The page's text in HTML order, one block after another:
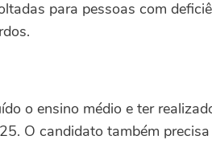
para pessoas com
o ensino médio e ter
O candidato também